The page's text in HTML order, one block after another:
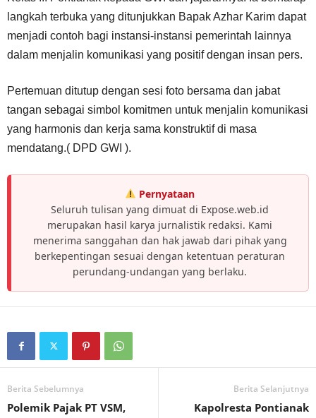
langkah terbuka yang ditunjukkan Bapak Azhar Karim dapat
menjadi contoh bagi instansi-instansi pemerintah lainnya
dalam menjalin komunikasi yang positif dengan insan pers.
Pertemuan ditutup dengan sesi foto bersama dan jabat
tangan sebagai simbol komitmen untuk menjalin komunikasi
yang harmonis dan kerja sama konstruktif di masa
mendatang.( DPD GWI ).
Pernyataan
Seluruh tulisan yang dimuat di Expose.web.id
merupakan hasil karya jurnalistik redaksi. Kami
menerima sanggahan dan hak jawab dari pihak yang
berkepentingan sesuai dengan ketentuan peraturan
perundang-undangan yang berlaku.
Berita Sebelumnya
Polemik Pajak PT VSM,
Berita Selanjutnya
Kapolresta Pontianak